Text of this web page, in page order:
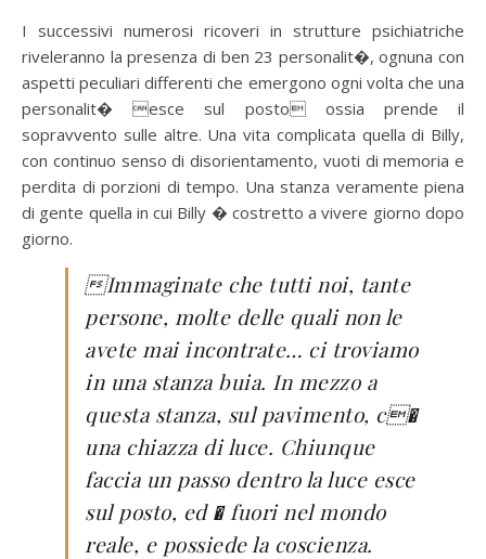
I successivi numerosi ricoveri in strutture psichiatriche
riveleranno la presenza di ben 23 personalit�, ognuna con
aspetti peculiari differenti che emergono ogni volta che una
personalit� esce sul posto ossia prende il
sopravvento sulle altre. Una vita complicata quella di Billy,
con continuo senso di disorientamento, vuoti di memoria e
perdita di porzioni di tempo. Una stanza veramente piena
di gente quella in cui Billy � costretto a vivere giorno dopo
giorno.
Immaginate che tutti noi, tante
persone, molte delle quali non le
avete mai incontrate… ci troviamo
in una stanza buia. In mezzo a
questa stanza, sul pavimento, c�
una chiazza di luce. Chiunque
faccia un passo dentro la luce esce
sul posto, ed � fuori nel mondo
reale, e possiede la coscienza.